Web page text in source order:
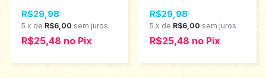
R$29,98
5 x de R$6,00 sem juros
R$25,48 no Pix
R$29,98
5 x de R$6,00 sem juros
R$25,48 no Pix